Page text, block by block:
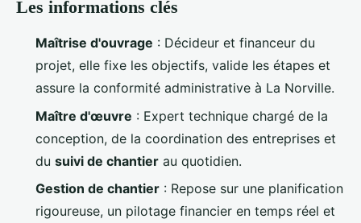
Les informations clés
Maîtrise d'ouvrage : Décideur et financeur du
projet, elle fixe les objectifs, valide les étapes et
assure la conformité administrative à La Norville.
Maître d'œuvre : Expert technique chargé de la
conception, de la coordination des entreprises et
du suivi de chantier au quotidien.
Gestion de chantier : Repose sur une planification
rigoureuse, un pilotage financier en temps réel et